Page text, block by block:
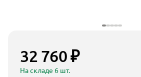
32 760 ₽
На складе 6 шт.